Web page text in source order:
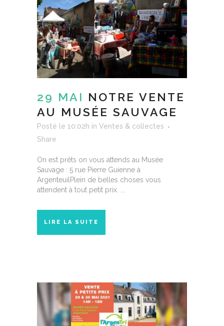
29 MAI NOTRE VENTE
AU MUSÉE SAUVAGE
Posté le 10:02h in Ventes & collectes
Share
On est prêts on vous attends au Musée
Sauvage : 5 rue Pierre Guienne à
ArgenteuilPlein de belles choses vous
attendent à tout petit prix. ...
LIRE LA SUITE